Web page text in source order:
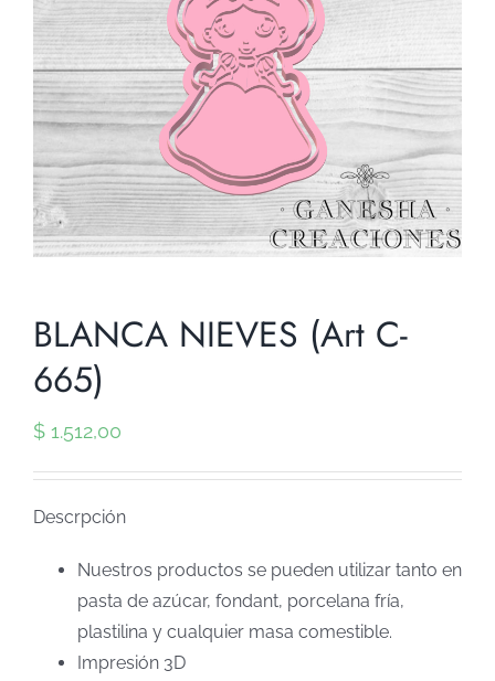
BLANCA NIEVES (Art C-
665)
$ 1.512,00
Descrpción
Nuestros productos se pueden utilizar tanto en
pasta de azúcar, fondant, porcelana fría,
plastilina y cualquier masa comestible.
Impresión 3D